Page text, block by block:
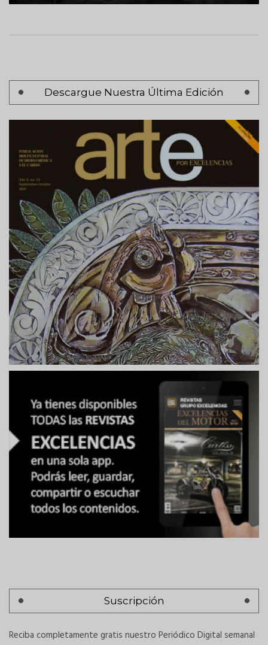
Descargue Nuestra Última Edición
Paginación
página
Siguiente >
Suscripción
Reciba completamente gratis nuestro Periódico Digital semanal